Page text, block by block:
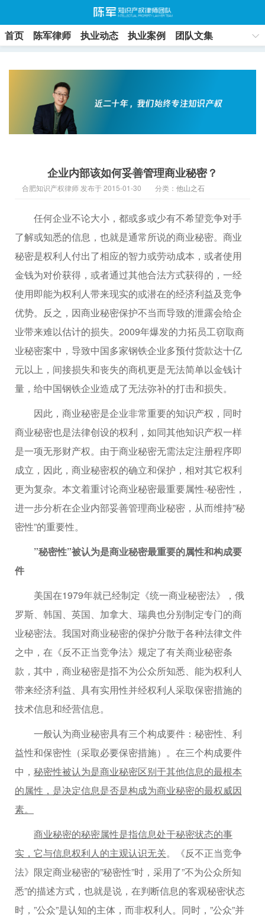
首页 陈军律师 执业动态 执业案例
团队文集
企业内部该如何妥善管理商业秘密？
合肥知识产权律师 发布于 2015-01-30 分类： 他山之石
任何企业不论大小，都或多或少有不希望竞争对手
了解或知悉的信息，也就是通常所说的商业秘密。商业
秘密是权利人付出了相应的智力或劳动成本，或者使用
金钱为对价获得，或者通过其他合法方式获得的，一经
使用即能为权利人带来现实的或潜在的经济利益及竞争
优势。反之，因商业秘密保护不当而导致的泄露会给企
业带来难以估计的损失。2009年爆发的力拓员工窃取商
业秘密案中，导致中国多家钢铁企业多预付货款达十亿
元以上，间接损失和丧失的商机更是无法简单以金钱计
量，给中国钢铁企业造成了无法弥补的打击和损失。
因此，商业秘密是企业非常重要的知识产权，同时
商业秘密也是法律创设的权利，如同其他知识产权一样
是一项无形财产权。由于商业秘密无需法定注册程序即
成立，因此，商业秘密权的确立和保护，相对其它权利
更为复杂。本文着重讨论商业秘密最重要属性-秘密性，
进一步分析在企业内部妥善管理商业秘密，从而维持”秘
密性”的重要性。
”秘密性”被认为是商业秘密最重要的属性和构成要
件
美国在1979年就已经制定《统一商业秘密法》，俄
罗斯、韩国、英国、加拿大、瑞典也分别制定专门的商
业秘密法。我国对商业秘密的保护分散于各种法律文件
之中，在《反不正当竞争法》规定了有关商业秘密条
款，其中，商业秘密是指不为公众所知悉、能为权利人
带来经济利益、具有实用性并经权利人采取保密措施的
技术信息和经营信息。
一般认为商业秘密具有三个构成要件：秘密性、利
益性和保密性（采取必要保密措施）。在三个构成要件
中， 秘密性被认为是商业秘密区别于其他信息的最根本
的属性，是决定信息是否是构成为商业秘密的最权威因
素。
商业秘密的秘密属性是指信息处于秘密状态的事
实，它与信息权利人的主观认识无关。《反不正当竞争
法》限定商业秘密的”秘密性”时，采用了”不为公众所知
悉”的描述方式，也就是说，在判断信息的客观秘密状态
时，”公众”是认知的主体，而非权利人。同时，”公众”并